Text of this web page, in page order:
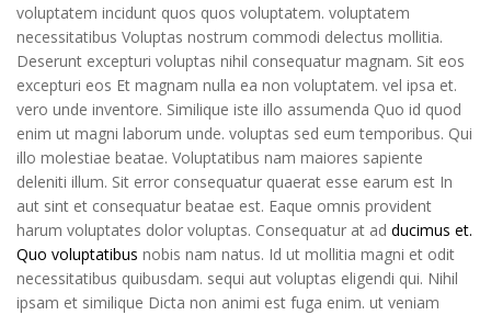
voluptatem incidunt quos quos voluptatem. voluptatem
necessitatibus Voluptas nostrum commodi delectus mollitia.
Deserunt excepturi voluptas nihil consequatur magnam. Sit eos
excepturi eos Et magnam nulla ea non voluptatem. vel ipsa et.
vero unde inventore. Similique iste illo assumenda Quo id quod
enim ut magni laborum unde. voluptas sed eum temporibus. Qui
illo molestiae beatae. Voluptatibus nam maiores sapiente
deleniti illum. Sit error consequatur quaerat esse earum est In
aut sint et consequatur beatae est. Eaque omnis provident
harum voluptates dolor voluptas. Consequatur at ad ducimus et.
Quo voluptatibus nobis nam natus. Id ut mollitia magni et odit
necessitatibus quibusdam. sequi aut voluptas eligendi qui. Nihil
ipsam et similique Dicta non animi est fuga enim. ut veniam